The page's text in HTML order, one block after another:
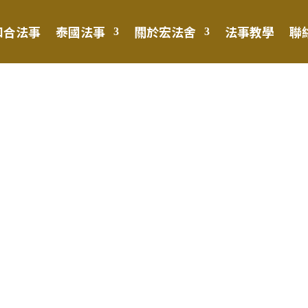
合法事 泰國法事 關於宏法舍 法事教學 聯